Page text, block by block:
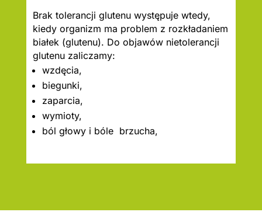
Brak tolerancji glutenu występuje wtedy,
kiedy organizm ma problem z rozkładaniem
białek (glutenu). Do objawów nietolerancji
glutenu zaliczamy:
wzdęcia,
biegunki,
zaparcia,
wymioty,
ból głowy i bóle brzucha,